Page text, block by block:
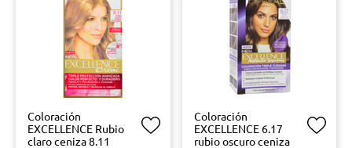
Coloración
EXCELLENCE Rubio
claro ceniza 8.11
Coloración
EXCELLENCE 6.17
rubio oscuro ceniza